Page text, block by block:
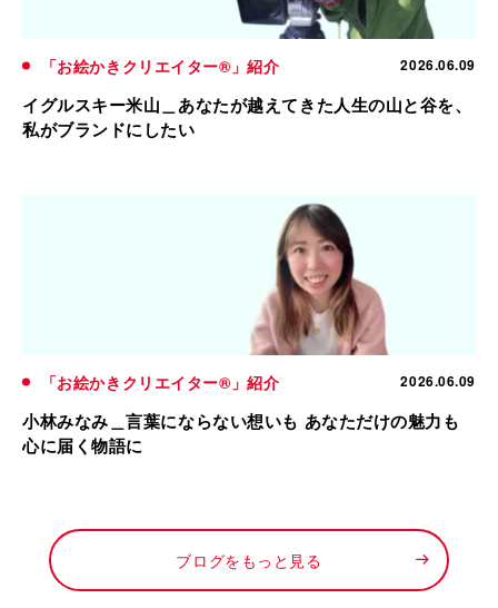
「お絵かきクリエイター®」紹介 2026.06.09
イグルスキー米山＿あなたが越えてきた人生の山と谷を、
私がブランドにしたい
「お絵かきクリエイター®」紹介 2026.06.09
小林みなみ＿言葉にならない想いも あなただけの魅力も
心に届く物語に
ブログをもっと見る